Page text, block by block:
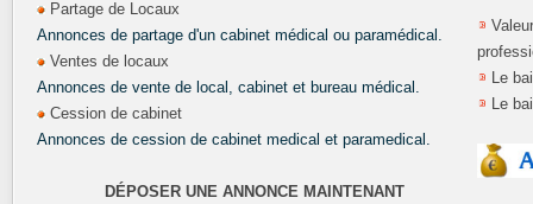
Partage de Locaux
Annonces de partage d'un cabinet médical ou paramédical.
Ventes de locaux
Annonces de vente de local, cabinet et bureau médical.
Cession de cabinet
Annonces de cession de cabinet medical et paramedical.
DÉPOSER UNE ANNONCE MAINTENANT
Le
Le